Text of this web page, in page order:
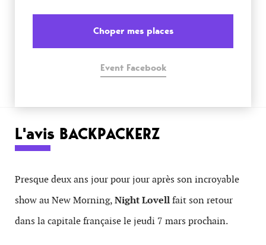
Choper mes places
Event Facebook
L'avis BACKPACKERZ
Presque deux ans jour pour jour après son incroyable
show au New Morning,Night Lovellfait son retour
dans la capitale française le jeudi 7 mars prochain.